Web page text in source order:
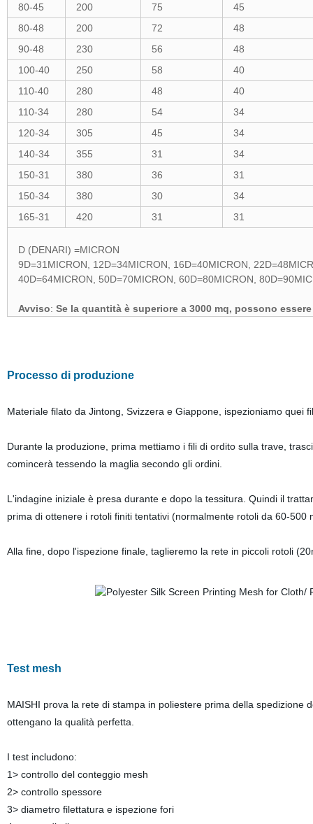
80-45 200 75
45
80-48
200 72
48
90-48
230 56
48
100-40
250 58
40
110-40
280 48
40
110-34
280 54
34
120-34
305 45
34
140-34
355 31
34
150-31
380 36
31
150-34
380 30
34
165-31
420 31 31
D (DENARI) =MICRON
9D=31MICRON, 12D=34MICRON, 16D=40MICRON,
40D=64MICRON, 50D=70MICRON, 60D=80MICRON,
Avviso: Se la quantità è superiore a 3000 mq, possono
Processo di produzione
Materiale filato da Jintong, Svizzera e Giappone, ispezioniamo
Durante la produzione, prima mettiamo i fili di ordito sulla trave,
comincerà tessendo la maglia secondo gli ordini.
L'indagine iniziale è presa durante e dopo la tessitura. Quindi il
prima di ottenere i rotoli finiti tentativi (normalmente rotoli da 60-500
Alla fine, dopo l'ispezione finale, taglieremo la rete in piccoli rotoli
Test mesh
MAISHI prova la rete di stampa in poliestere prima della
ottengano la qualità perfetta.
I test includono:
1> controllo del conteggio mesh
2> controllo spessore
3> diametro filettatura e ispezione fori